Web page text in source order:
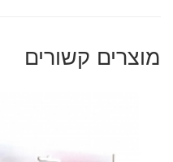
מוצרים קשורים